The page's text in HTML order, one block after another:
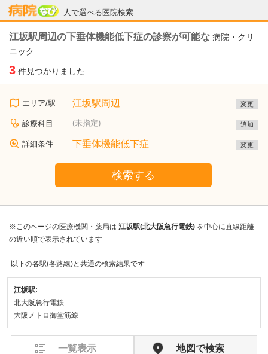
人で選べる医院検索
病院なび
江坂駅周辺の下垂体機能低下症の診察が可能な 病院・クリ
ニック
3 件見つかりました
エリア/駅 江坂駅周辺 変更
診療科目 (未指定) 追加
詳細条件 下垂体機能低下症 変更
検索する
※このページの医療機関・薬局は 江坂駅(北大阪急行電鉄) を中心に直線距離
の近い順で表示されています
以下の各駅(各路線)と共通の検索結果です
江坂駅:
北大阪急行電鉄
大阪メトロ御堂筋線
一覧表示 地図で検索